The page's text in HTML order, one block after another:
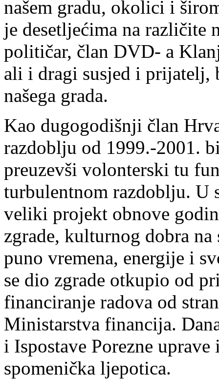
našem gradu, okolici i
je desetljećima na različite
političar, član DVD- a
ali i dragi susjed i prijatelj,
našega grada.
Kao dugogodišnji član
razdoblju od 1999.-2001.
preuzevši volonterski tu
turbulentnom razdoblju. U
veliki projekt obnove
zgrade, kulturnog dobra
puno vremena, energije i
se dio zgrade otkupio od
financiranje radova od
Ministarstva financija.
i Ispostave Porezne
spomenička ljepotica.